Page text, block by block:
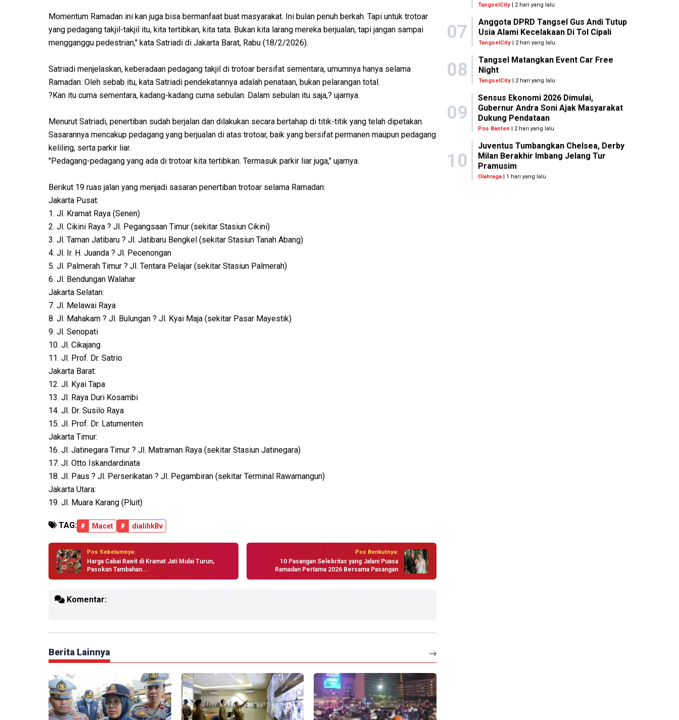
Momentum Ramadan ini kan juga bisa bermanfaat buat masyarakat. Ini bulan penuh berkah. Tapi untuk trotoar
yang pedagang takjil-takjil itu, kita tertibkan, kita tata. Bukan kita larang mereka berjualan, tapi jangan sampai
mengganggu pedestrian," kata Satriadi di Jakarta Barat, Rabu (18/2/2026).
Satriadi menjelaskan, keberadaan pedagang takjil di trotoar bersifat sementara, umumnya hanya selama
Ramadan. Oleh sebab itu, kata Satriadi pendekatannya adalah penataan, bukan pelarangan total.
?Kan itu cuma sementara, kadang-kadang cuma sebulan. Dalam sebulan itu saja,? ujarnya.
Menurut Satriadi, penertiban sudah berjalan dan dilakukan secara bertahap di titik-titik yang telah dipetakan.
Sasarannya mencakup pedagang yang berjualan di atas trotoar, baik yang bersifat permanen maupun pedagang
keliling, serta parkir liar.
"Pedagang-pedagang yang ada di trotoar kita tertibkan. Termasuk parkir liar juga," ujarnya.
Berikut 19 ruas jalan yang menjadi sasaran penertiban trotoar selama Ramadan:
Jakarta Pusat:
1. Jl. Kramat Raya (Senen)
2. Jl. Cikini Raya ? Jl. Pegangsaan Timur (sekitar Stasiun Cikini)
3. Jl. Taman Jatibaru ? Jl. Jatibaru Bengkel (sekitar Stasiun Tanah Abang)
4. Jl. Ir. H. Juanda ? Jl. Pecenongan
5. Jl. Palmerah Timur ? Jl. Tentara Pelajar (sekitar Stasiun Palmerah)
6. Jl. Bendungan Walahar
Jakarta Selatan:
7. Jl. Melawai Raya
8. Jl. Mahakam ? Jl. Bulungan ? Jl. Kyai Maja (sekitar Pasar Mayestik)
9. Jl. Senopati
10. Jl. Cikajang
11. Jl. Prof. Dr. Satrio
Jakarta Barat:
12. Jl. Kyai Tapa
13. Jl. Raya Duri Kosambi
14. Jl. Dr. Susilo Raya
15. Jl. Prof. Dr. Latumenten
Jakarta Timur:
16. Jl. Jatinegara Timur ? Jl. Matraman Raya (sekitar Stasiun Jatinegara)
17. Jl. Otto Iskandardinata
18. Jl. Paus ? Jl. Perserikatan ? Jl. Pegambiran (sekitar Terminal Rawamangun)
Jakarta Utara:
19. Jl. Muara Karang (Pluit)
TAG: # Macet # dialihkBv
Pos Sebelumnya:
Harga Cabai Rawit di Kramat Jati Mulai Turun,
Pasokan Tambahan...
Pos Berikutnya:
10 Pasangan Selebritas yang Jalani Puasa
Ramadan Pertama 2026 Bersama Pasangan
Komentar:
Berita Lainnya
TangselCity | 2 hari yang lalu
07
Anggota DPRD Tangsel Gus Andi Tutup
Usia Alami Kecelakaan Di Tol Cipali
TangselCity| 2 hari yang lalu
08
Tangsel Matangkan Event Car Free
Night
TangselCity| 2 hari yang lalu
09
Sensus Ekonomi 2026 Dimulai,
Gubernur Andra Soni Ajak Masyarakat
Dukung Pendataan
Pos Banten | 2 hari yang lalu
10
Juventus Tumbangkan Chelsea, Derby
Milan Berakhir Imbang Jelang Tur
Pramusim
Olahraga | 1 hari yang lalu